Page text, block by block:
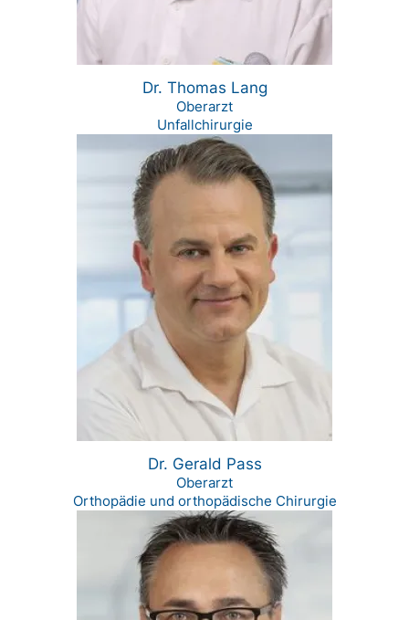
Dr. Thomas Lang
Oberarzt
Unfallchirurgie
Dr. Gerald Pass
Oberarzt
Orthopädie und orthopädische Chirurgie